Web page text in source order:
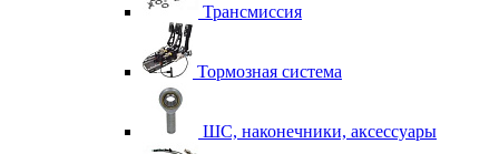
Трансмиссия
Тормозная система
ШС, наконечники, аксессуары